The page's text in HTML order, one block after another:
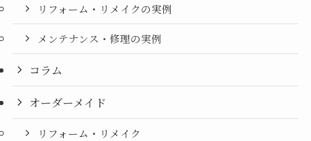
リフォーム・リメイクの実例
メンテナンス・修理の実例
コラム
オーダーメイド
リフォーム・リメイク